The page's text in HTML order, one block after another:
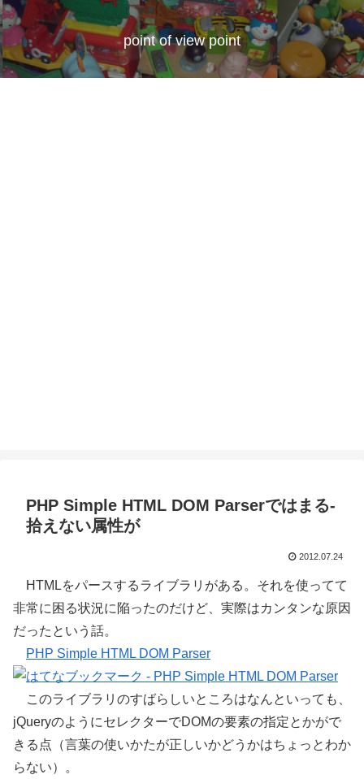
point of view point
PHP Simple HTML DOM Parserではまる-
拾えない属性が
2012.07.24
HTMLをパースするライブラリがある。それを使ってて
非常に困る状況に陥ったのだけど、実際はカンタンな原因
だったという話。
PHP Simple HTML DOM Parser
このライブラリのすばらしいところはなんといっても、
jQueryのようにセレクターでDOMの要素の指定とかがで
きる点（言葉の使いかたが正しいかどうかはちょっとわか
らない）。